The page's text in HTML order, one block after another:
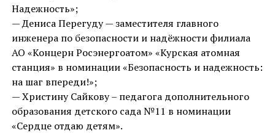
Надежность»;
— Дениса Перегуду — заместителя главного
инженера по безопасности и надёжности филиала
АО «Концерн Росэнергоатом» «Курская атомная
станция» в номинации «Безопасность и надежность:
на шаг впереди!»;
— Христину Сайкову – педагога дополнительного
образования детского сада №11 в номинации
«Сердце отдаю детям».